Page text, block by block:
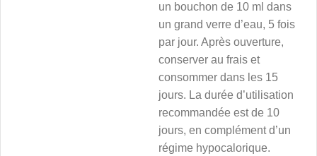
un bouchon de 10 ml dans
un grand verre d’eau, 5 fois
par jour. Après ouverture,
conserver au frais et
consommer dans les 15
jours. La durée d’utilisation
recommandée est de 10
jours, en complément d’un
régime hypocalorique.